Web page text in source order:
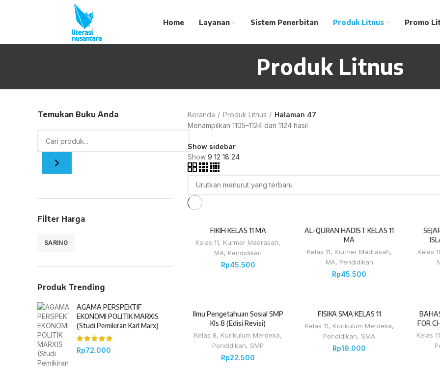
Home Layanan Sistem Penerbitan Produk Litnus Promo
Produk Litnus
Temukan Buku Anda
Filter Harga
SARING
Produk Trending
AGAMA PERSPEKTIF
EKONOMI POLITIK MARXIS
(Studi Pemikiran Karl Marx)
Rp72.000
Beranda Produk Litnus
Halaman 47
Menampilkan 1105–1124 dari 1124 hasil
Show sidebar
Show 9 12 18 24
FIKIH KELAS 11 MA
Kelas 11, Kurmer Madrasah,
MA, Pendidikan
Rp45.500
AL-QURAN HADIST KELAS 11
MA
Kelas 11, Kurmer Madrasah,
MA, Pendidikan
Rp45.500
Kelas
Ilmu Pengetahuan Sosial SMP
Kls 8 (Edisi Revisi)
Kelas 8, Kurikulum Merdeka,
Pendidikan, SMP
Rp22.500
FISIKA SMA KELAS 11
Kelas 11, Kurikulum Merdeka,
Pendidikan, SMA
Rp19.000
FOR
Kelas 11